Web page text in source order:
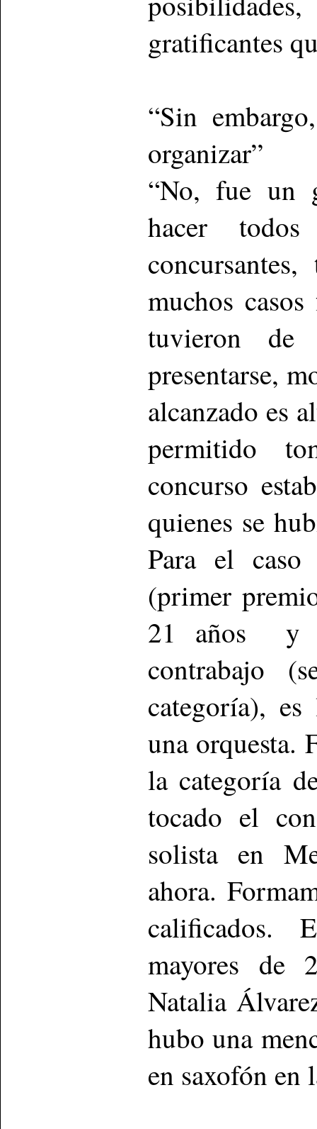
gratificantes
“Sin
organizar”
“No, fue un
hacer
muchos
tuvieron de
presentarse,
alcanzado es
permitido
concurso
quienes se
Para el
(primer
21 años y
contrabajo
categoría),
una orquesta.
la categoría
tocado el
solista en
ahora.
calificados.
mayores de
Natalia
hubo una
en saxofón en